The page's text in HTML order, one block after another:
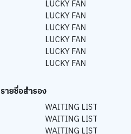
LUCKY FAN
LUCKY FAN
LUCKY FAN
LUCKY FAN
LUCKY FAN
LUCKY FAN
รายชื่อสำรอง
WAITING LIST
WAITING LIST